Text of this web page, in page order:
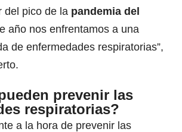
del pico de la pandemia del
año nos enfrentamos a una
de enfermedades respiratorias”,
prevenir las
respiratorias?
a la hora de prevenir las